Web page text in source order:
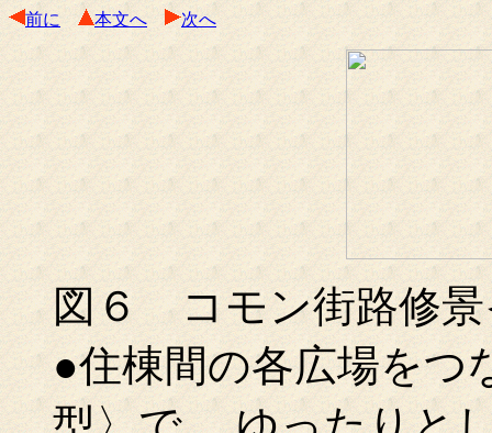
前に 本文へ 次へ
図６ コモン街路修景
●住棟間の各広場をつ